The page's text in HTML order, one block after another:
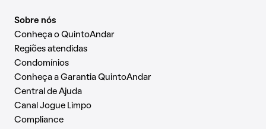
Sobre nós
Conheça o QuintoAndar
Regiões atendidas
Condomínios
Conheça a Garantia QuintoAndar
Central de Ajuda
Canal Jogue Limpo
Compliance